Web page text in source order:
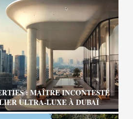
: MAÎTRE INCONTESTÉ
ULTRA-LUXE À DUBAÏ